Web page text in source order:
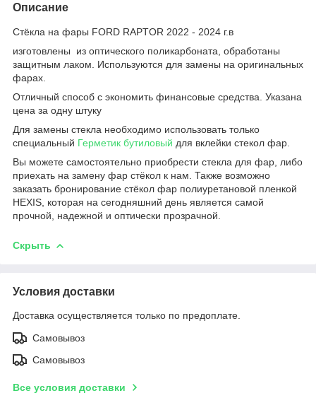
Описание
Стёкла на фары FORD RAPTOR 2022 - 2024 г.в
изготовлены из оптического поликарбоната, обработаны
защитным лаком. Используются для замены на оригинальных
фарах.
Отличный способ с экономить финансовые средства. Указана
цена за одну штуку
Для замены стекла необходимо использовать только
специальный Герметик бутиловый для вклейки стекол фар.
Вы можете самостоятельно приобрести стекла для фар, либо
приехать на замену фар стёкол к нам. Также возможно
заказать бронирование стёкол фар полиуретановой пленкой
HEXIS, которая на сегодняшний день является самой
прочной, надежной и оптически прозрачной.
Скрыть
Условия доставки
Доставка осуществляется только по предоплате.
Самовывоз
Самовывоз
Все условия доставки